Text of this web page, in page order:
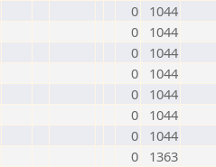
0
1044
0
1044
0
1044
0
1044
0
1044
0
1044
0
1044
0
1363